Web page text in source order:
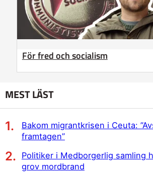
För fred och socialism
MEST LÄST
Bakom migrantkrisen i Ceuta:
framtagen”
Politiker i Medborgerlig samling
grov mordbrand